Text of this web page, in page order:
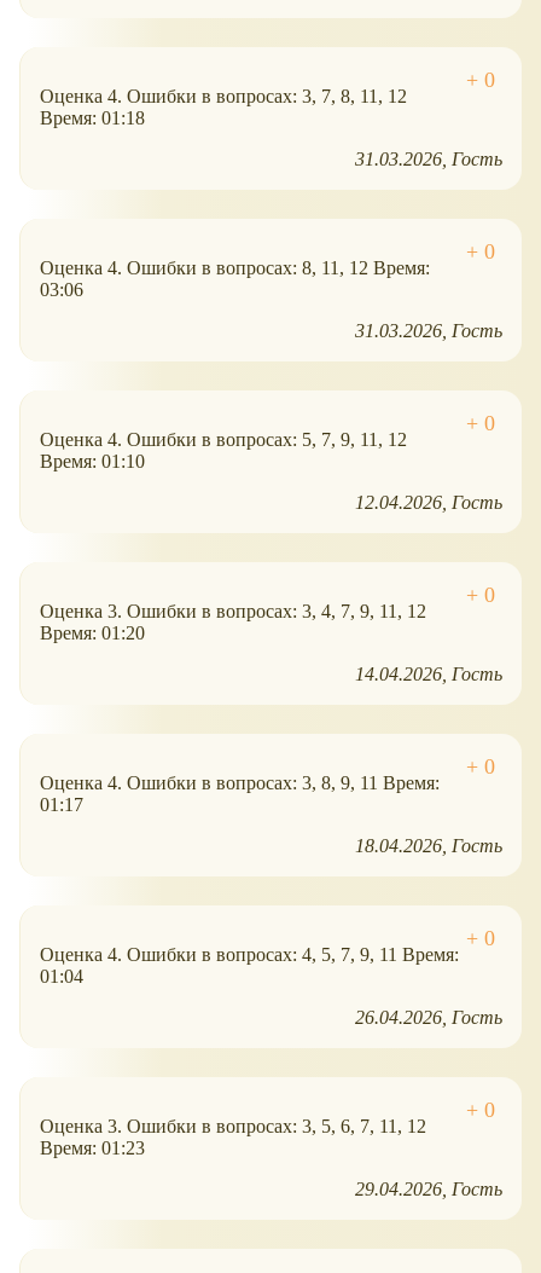
Оценка 4. Ошибки в вопросах: 3, 7, 8, 11, 12
Время: 01:18
31.03.2026 Гость
Оценка 4. Ошибки в вопросах: 8, 11, 12 Время:
03:06
31.03.2026 Гость
Оценка 4. Ошибки в вопросах: 5, 7, 9, 11, 12
Время: 01:10
12.04.2026 Гость
Оценка 3. Ошибки в вопросах: 3, 4, 7, 9, 11, 12
Время: 01:20
14.04.2026 Гость
Оценка 4. Ошибки в вопросах: 3, 8, 9, 11 Время:
01:17
18.04.2026 Гость
Оценка 4. Ошибки в вопросах: 4, 5, 7, 9, 11 Время:
01:04
26.04.2026 Гость
Оценка 3. Ошибки в вопросах: 3, 5, 6, 7, 11, 12
Время: 01:23
29.04.2026 Гость